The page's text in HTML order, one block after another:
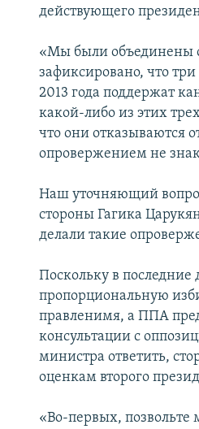
действующего
«Мы были объединены
зафиксировано, что
2013 года поддержат
какой-либо из этих
что они отказываются
опровержением не
Наш уточняющий
стороны Гагика
делали такие
Поскольку в последние
пропорциональную
правленимя, а ППА
консультации с
министра ответить,
оценкам второго
«Во-первых, позвольте